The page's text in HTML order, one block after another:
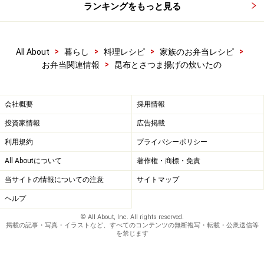
ランキングをもっと見る
All About > 暮らし > 料理レシピ > 家族のお弁当レシピ
>
お弁当関連情報
> 昆布とさつま揚げの炊いたの
会社概要 採用情報
投資家情報 広告掲載
利用規約 プライバシーポリシー
All Aboutについて 著作権・商標・免責
当サイトの情報についての注意 サイトマップ
ヘルプ
© All About, Inc. All rights reserved.
掲載の記事・写真・イラストなど、すべてのコンテンツの無断複写・転載・公衆送信等
を禁じます